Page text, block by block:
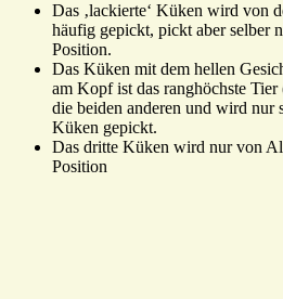
Das ‚lackierte‘ Küken wird von
häufig gepickt, pickt aber selber
Position.
Das Küken mit dem hellen
am Kopf ist das ranghöchste
die beiden anderen und wird nur
Küken gepickt.
Das dritte Küken wird nur von
Position